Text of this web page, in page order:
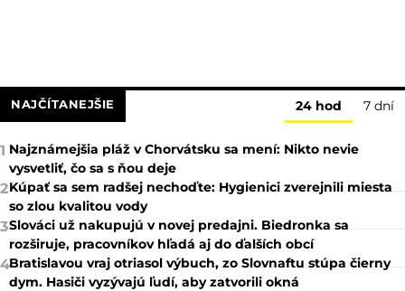
NAJČÍTANEJŠIE 24 hod 7 dní
1 Najznámejšia pláž v Chorvátsku sa mení: Nikto nevie
vysvetliť, čo sa s ňou deje
2Kúpať sa sem radšej nechoďte: Hygienici zverejnili miesta
so zlou kvalitou vody
3Slováci už nakupujú v novej predajni. Biedronka sa
rozširuje, pracovníkov hľadá aj do ďalších obcí
4Bratislavou vraj otriasol výbuch, zo Slovnaftu stúpa čierny
dym. Hasiči vyzývajú ľudí, aby zatvorili okná